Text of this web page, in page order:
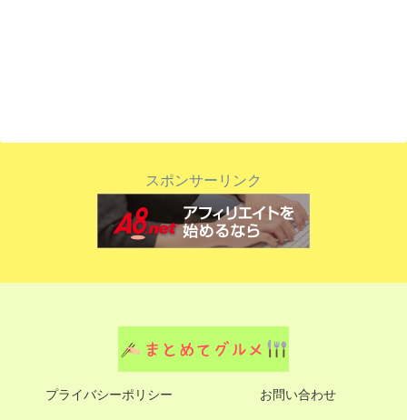
スポンサーリンク
プライバシーポリシー お問い合わせ